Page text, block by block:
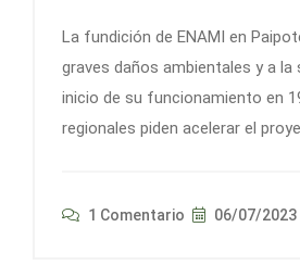
La fundición de ENAMI en
graves daños ambientales y a la
inicio de su funcionamiento en
regionales piden acelerar el
1 Comentario 06/07/2023